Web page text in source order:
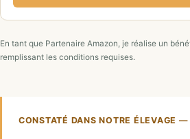
En tant que Partenaire Amazon, je réalise un
remplissant les conditions requises.
CONSTATÉ DANS NOTRE ÉLEVAGE